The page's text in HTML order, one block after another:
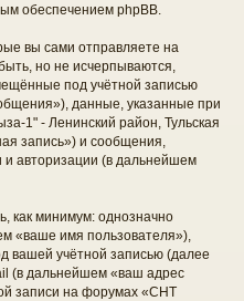
обеспечением phpBB.
вы сами отправляете на
но не исчерпываются,
под учётной записью
данные, указанные при
1" - Ленинский район, Тульская
запись») и сообщения,
и авторизации (в дальнейшем
как минимум: однозначно
«ваше имя пользователя»),
вашей учётной записью (далее
(в дальнейшем «ваш адрес
записи на форумах «СНТ